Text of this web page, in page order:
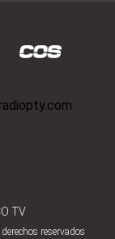
TV
reservados